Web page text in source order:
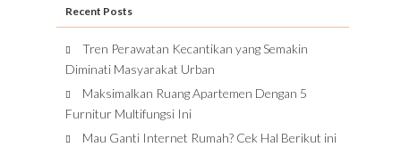
Recent Posts
Tren Perawatan Kecantikan yang Semakin
Diminati Masyarakat Urban
Maksimalkan Ruang Apartemen Dengan 5
Furnitur Multifungsi Ini
Mau Ganti Internet Rumah? Cek Hal Berikut ini